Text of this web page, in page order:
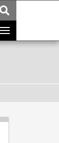
Toggle
navigation